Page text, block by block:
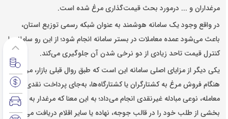
مرغداران و ... درمورد بحث قیمت‌گذاری مرغ شده است.
در واقع وجود یک سامانه هوشمند به عنوان شبکه رسمی توزیع استان‌،
باعث می‌شود عمده معاملات در بستر سامانه انجام ‌شود؛ از این رو سامانه با
کنترل قیمت تاحد زیادی از دو نرخی شدن آن جلوگیری می‌کند.
یکی دیگر از مزایای اصلی سامانه این است که طبق روال قبلی بازار، مرغدار
هنگام فروش مرغ به کشتارگران یا کشتارگاه‌ها، به‌جای پرداخت نقدی وجه
معامله، نوعی مبادله غیرنقدی انجام می‌داد؛ به این معنا که مرغدار به ‌اجبار
بخشی از طلب خود را در قالب جوجه، نهاده یا سایر اقلام دریافت می‌کند و